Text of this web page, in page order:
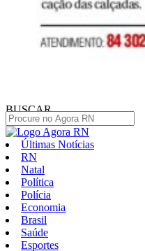
BUSCAR
Últimas Notícias
RN
Natal
Política
Polícia
Economia
Brasil
Saúde
Esportes